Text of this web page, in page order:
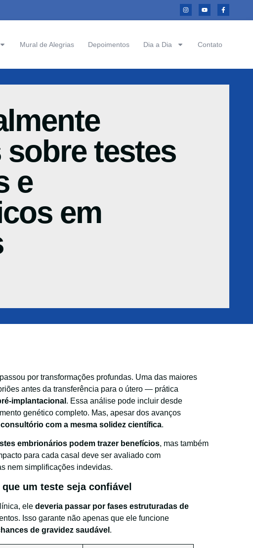
Mural de Alegrias Depoimentos Dia a Dia Contato
testes
e
em
por transformações profundas. Uma das maiores
antes da transferência para o útero — prática
implantacional . Essa análise pode incluir desde
genético completo. Mas, apesar dos avanços
com a mesma solidez científica.
embrionários podem trazer benefícios, mas também
para cada casal deve ser avaliado com
nem simplificações indevidas.
um teste seja confiável
ele deveria passar por fases estruturadas de
Isso garante não apenas que ele funcione
de gravidez saudável .